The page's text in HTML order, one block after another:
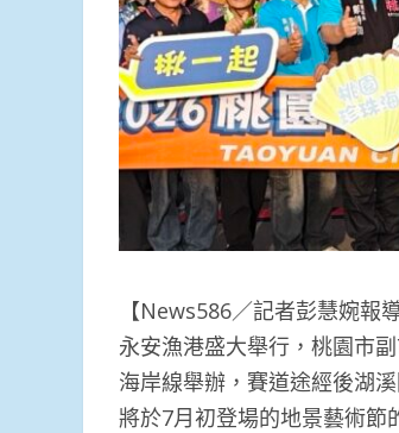
【News586／記者彭慧婉
永安漁港盛大舉行，桃園市
海岸線舉辦，賽道途經後湖
將於7月初登場的地景藝術節